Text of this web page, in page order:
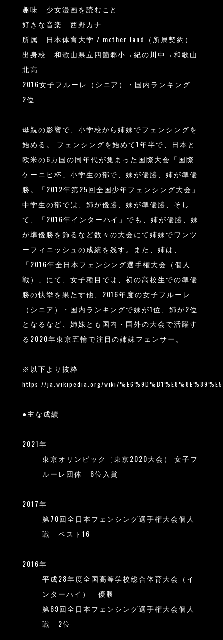
趣味 少女漫画を読むこと
好きな音楽 西野カナ
所属 日本体育大学 / mother land（所属契約）
出身校 和歌山県立四箇郷小→紀の川中→和歌山
北高
2016女子フルーレ（シニア）・国内ランキング
2位
母親の影響で、小学校から姉妹でフェンシングを
始める。 フェンシングを始めて1年半で、日本と
欧米の6カ国の同年代が集まった国際大会「国際
ケーニヒ杯」小学生の部で、妹が優勝、姉が準優
勝。「2012年第25回全国少年フェンシング大会」
中学生の部では、姉が優勝、妹が準優勝、そし
て、「2016年インターハイ」でも、姉が優勝、妹
が準優勝を飾るなど数々の大会にて姉妹でワンツ
ーフィニッシュの成績を残す。また、姉は、
「2016年全日本フェンシング選手権大会（個人
戦）」にて、女子種目では、初の高校生での準優
勝の快挙を果たす他、2016年度の女子フルーレ
（シニア）・国内ランキングで妹が1位、姉が2位
となるなど、姉妹とも国内・国外の大会で活躍す
る2020年東京五輪で注目の姉妹フェンサー。
※以下より抜粋
https://ja.wikipedia.org/wiki/
●主な成績
2021年
東京オリンピック（東京2020大会） 女子フ
ルーレ団体 6位入賞
2017年
第70回全日本フェンシング選手権大会個人
戦 ベスト16
2016年
平成28年度全国高等学校総合体育大会（イ
ンターハイ） 優勝
第69回全日本フェンシング選手権大会個人
戦 2位